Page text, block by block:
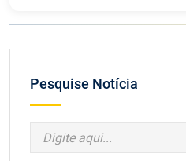
Pesquise Notícia